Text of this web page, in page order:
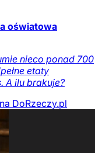
oświatowa
nieco ponad 700
etaty
A ilu brakuje?
DoRzeczy.pl